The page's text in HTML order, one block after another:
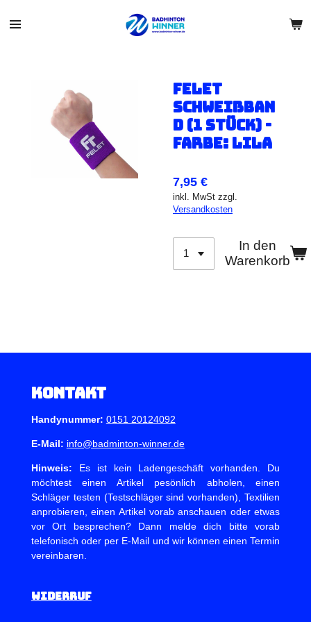
Hauptinhalt
Felet
Schweißban
d (1 Stück) -
Farbe: Lila
7,95 €
inkl. MwSt zzgl.
Versandkosten
In den
Warenkorb
Kontakt
Handynummer: 0151 20124092
E-Mail: info@badminton-winner.de
Hinweis: Es ist kein Ladengeschäft vorhanden. Du
möchtest einen Artikel pesönlich abholen, einen
Schläger testen (Testschläger sind vorhanden), Textilien
anprobieren, einen Artikel vorab anschauen oder etwas
vor Ort besprechen? Dann melde dich bitte vorab
telefonisch oder per E-Mail und wir können einen Termin
vereinbaren.
Widerruf